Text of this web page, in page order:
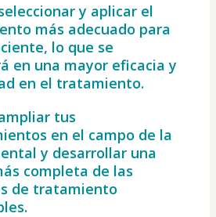
y aplicar el
más adecuado para
lo que se
en una mayor eficacia y
en el tratamiento.
tus
en el campo de la
y desarrollar una
completa de las
de tratamiento